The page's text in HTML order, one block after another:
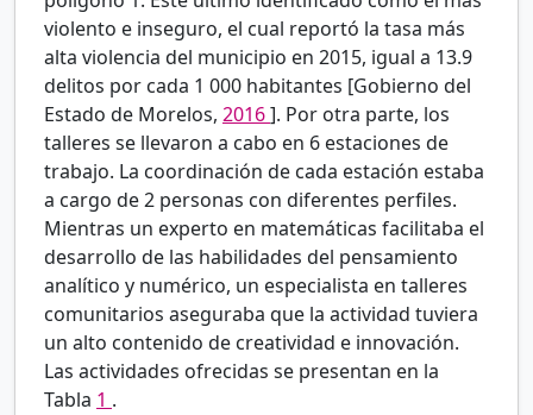
violento e inseguro, el cual reportó la tasa más
alta violencia del municipio en 2015, igual a 13.9
delitos por cada 1 000 habitantes [Gobierno del
Estado de Morelos, 2016]. Por otra parte, los
talleres se llevaron a cabo en 6 estaciones de
trabajo. La coordinación de cada estación estaba
a cargo de 2 personas con diferentes perfiles.
Mientras un experto en matemáticas facilitaba el
desarrollo de las habilidades del pensamiento
analítico y numérico, un especialista en talleres
comunitarios aseguraba que la actividad tuviera
un alto contenido de creatividad e innovación.
Las actividades ofrecidas se presentan en la
Tabla 1 .